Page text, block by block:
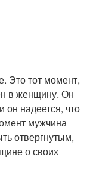
Это тот момент,
в женщину. Он
он надеется, что
мужчина
отвергнутым,
о своих